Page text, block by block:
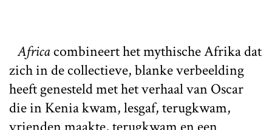
Africacombineert het mythische Afrika dat
zich in de collectieve, blanke verbeelding
heeft genesteld met het verhaal van Oscar
die in Kenia kwam, lesgaf, terugkwam,